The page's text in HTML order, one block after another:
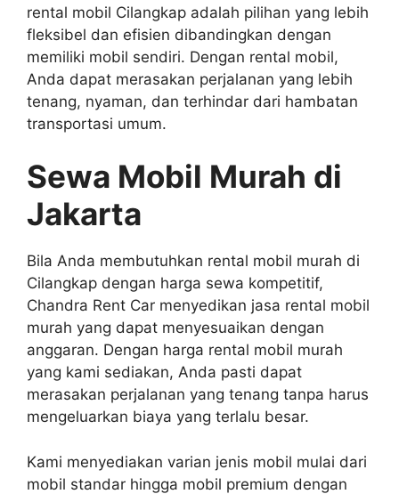
rental mobil Cilangkap adalah pilihan yang lebih
fleksibel dan efisien dibandingkan dengan
memiliki mobil sendiri. Dengan rental mobil,
Anda dapat merasakan perjalanan yang lebih
tenang, nyaman, dan terhindar dari hambatan
transportasi umum.
Sewa Mobil Murah di
Jakarta
Bila Anda membutuhkan rental mobil murah di
Cilangkap dengan harga sewa kompetitif,
Chandra Rent Car menyedikan jasa rental mobil
murah yang dapat menyesuaikan dengan
anggaran. Dengan harga rental mobil murah
yang kami sediakan, Anda pasti dapat
merasakan perjalanan yang tenang tanpa harus
mengeluarkan biaya yang terlalu besar.
Kami menyediakan varian jenis mobil mulai dari
mobil standar hingga mobil premium dengan